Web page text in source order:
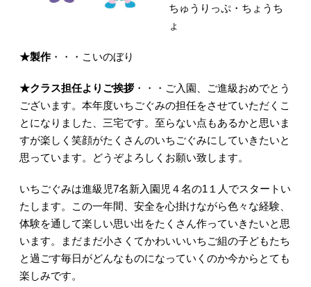
ちゅうりっぷ・ちょうち
ょ
★製作・・・こいのぼり
★クラス担任よりご挨拶・・・ご入園、ご進級おめでとう
ございます。本年度いちごぐみの担任をさせていただくこ
とになりました、三宅です。至らない点もあるかと思いま
すが楽しく笑顔がたくさんのいちごぐみにしていきたいと
思っています。どうぞよろしくお願い致します。
いちごぐみは進級児7名新入園児４名の1１人でスタートい
たします。この一年間、安全を心掛けながら色々な経験、
体験を通して楽しい思い出をたくさん作っていきたいと思
います。まだまだ小さくてかわいいいちご組の子どもたち
と過ごす毎日がどんなものになっていくのか今からとても
楽しみです。